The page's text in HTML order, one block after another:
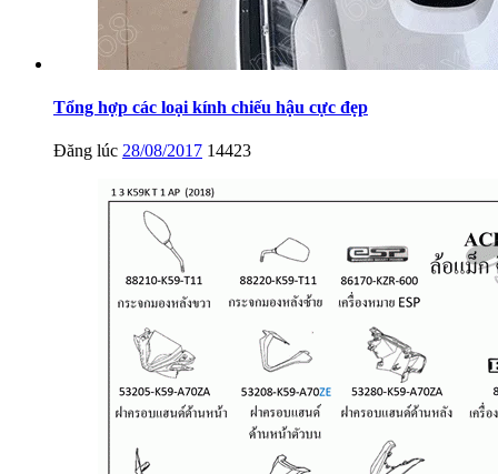
Tổng hợp các loại kính chiếu hậu cực đẹp
Đăng lúc 28/08/2017 14423